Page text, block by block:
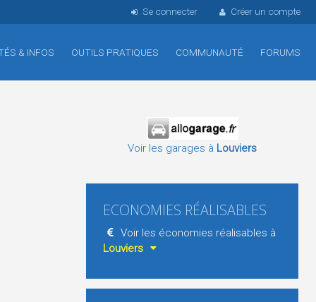
Se connecter Créer un compte
& INFOS OUTILS PRATIQUES COMMUNAUTÉ FORUMS
Voir les garages à Louviers
ECONOMIES RÉALISABLES
Voir les économies réalisables à
Louviers